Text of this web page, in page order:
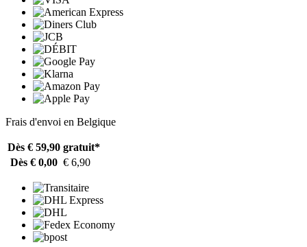
Frais d'envoi en Belgique
Dès € 59,90 gratuit*
Dès € 0,00 € 6,90